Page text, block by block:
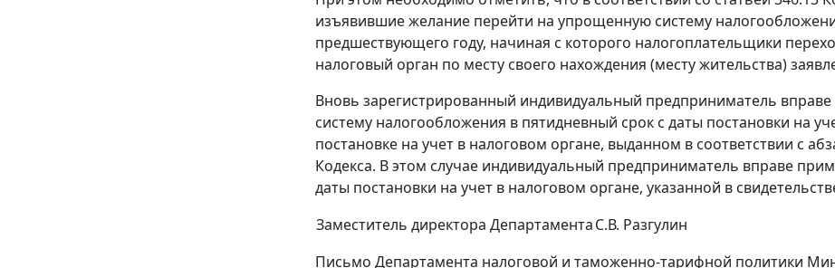
изъявившие желание перейти на упрощенную систему
предшествующего году, начиная с которого налогоплательщики
налоговый орган по месту своего нахождения (месту жительства)
Вновь зарегистрированный индивидуальный предприниматель
систему налогообложения в пятидневный срок с даты постановки на
постановке на учет в налоговом органе, выданном в соответствии с
Кодекса. В этом случае индивидуальный предприниматель вправе
даты постановки на учет в налоговом органе, указанной в
Заместитель директора ДепартаментаС.В. Разгулин
Письмо Департамента налоговой и таможенно-тарифной политики